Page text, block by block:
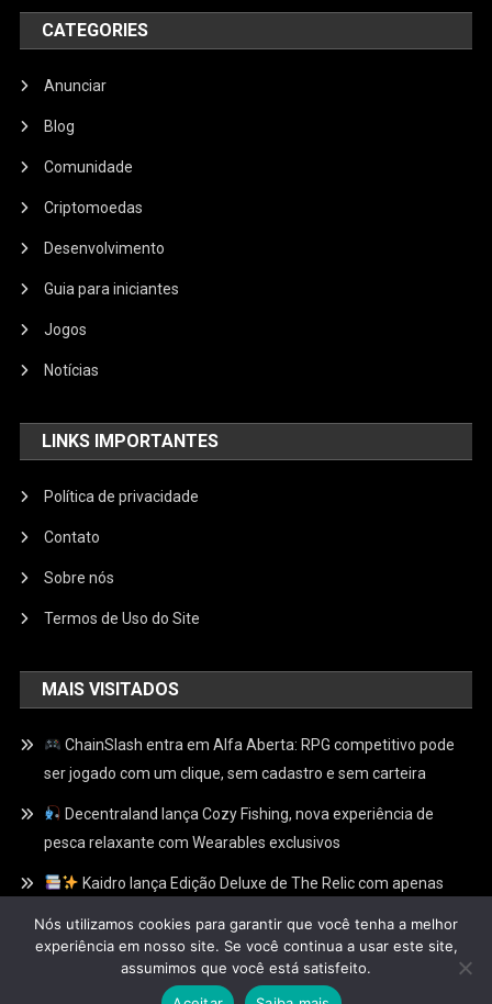
CATEGORIES
Anunciar
Blog
Comunidade
Criptomoedas
Desenvolvimento
Guia para iniciantes
Jogos
Notícias
LINKS IMPORTANTES
Política de privacidade
Contato
Sobre nós
Termos de Uso do Site
MAIS VISITADOS
ChainSlash entra em Alfa Aberta: RPG competitivo pode
ser jogado com um clique, sem cadastro e sem carteira
Decentraland lança Cozy Fishing, nova experiência de
pesca relaxante com Wearables exclusivos
Kaidro lança Edição Deluxe de The Relic com apenas
exclusivas no Web3
Nós utilizamos cookies para garantir que você tenha a melhor
experiência em nosso site. Se você continua a usar este site,
assumimos que você está satisfeito.